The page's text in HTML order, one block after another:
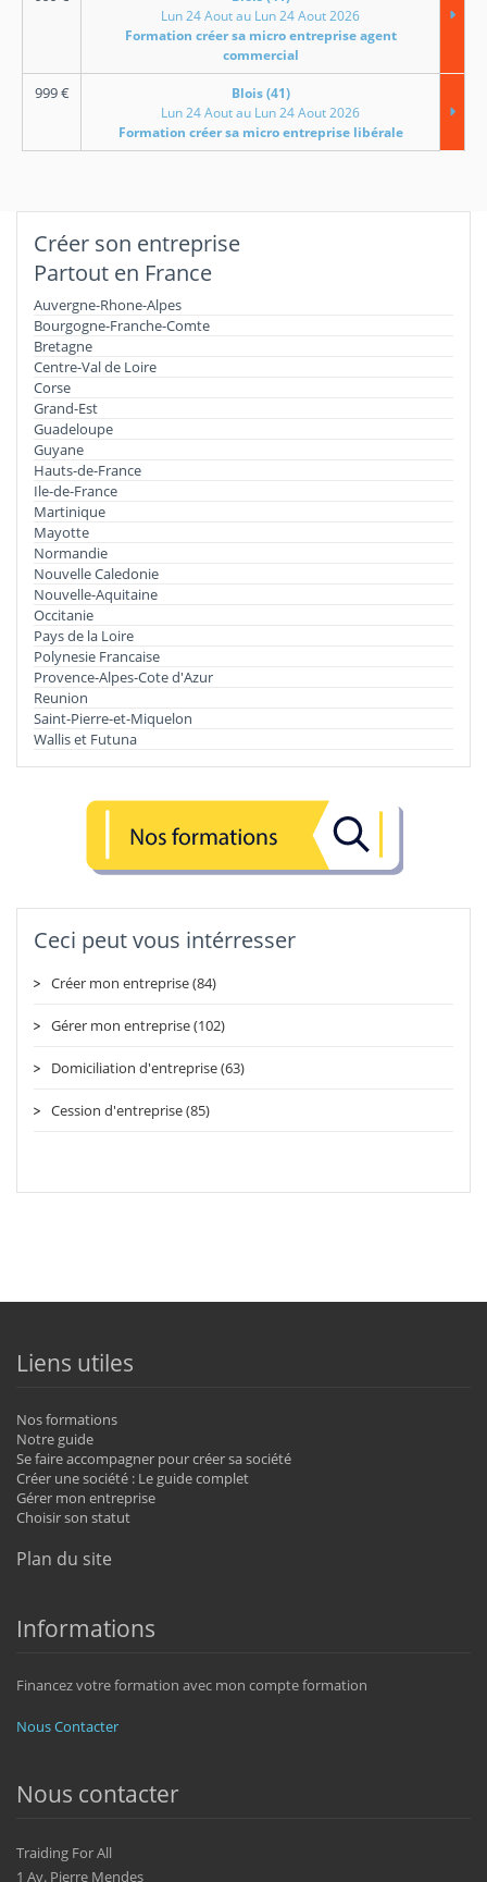
Lun 24 Aout au Lun 24 Aout 2026
Formation créer sa micro entreprise agent
commercial
999€
Blois (41)
Lun 24 Aout au Lun 24 Aout 2026
Formation créer sa micro entreprise libérale
Créer son entreprise
Partout en France
Auvergne-Rhone-Alpes
Bourgogne-Franche-Comte
Bretagne
Centre-Val de Loire
Corse
Grand-Est
Guadeloupe
Guyane
Hauts-de-France
Ile-de-France
Martinique
Mayotte
Normandie
Nouvelle Caledonie
Nouvelle-Aquitaine
Occitanie
Pays de la Loire
Polynesie Francaise
Provence-Alpes-Cote d'Azur
Reunion
Saint-Pierre-et-Miquelon
Wallis et Futuna
Ceci peut vous intérresser
Créer mon entreprise (84)
Gérer mon entreprise (102)
Domiciliation d'entreprise (63)
Cession d'entreprise (85)
Liens utiles
Nos formations
Notre guide
Se faire accompagner pour créer sa société
Créer une société : Le guide complet
Gérer mon entreprise
Choisir son statut
Plan du site
Informations
Financez votre formation avec mon compte formation
Nous Contacter
Nous contacter
Traiding For All
1 Av. Pierre Mendes